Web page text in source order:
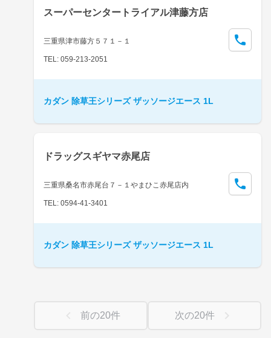
スーパーセンタートライアル津藤方店
三重県津市藤方５７１－１
TEL: 059-213-2051
カダン 除草王シリーズ ザッソージエース 1L
ドラッグスギヤマ赤尾店
三重県桑名市赤尾台７－１やまひこ赤尾店内
TEL: 0594-41-3401
カダン 除草王シリーズ ザッソージエース 1L
前の20件 次の20件